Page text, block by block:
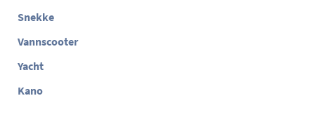
Snekke
Vannscooter
Yacht
Kano